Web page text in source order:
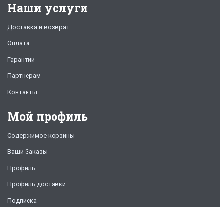
Наши услуги
Доставка и возврат
Оплата
Гарантии
Партнерам
Контакты
Мой профиль
Содержимое корзины
Ваши Заказы
Профиль
Профиль доставки
Подписка